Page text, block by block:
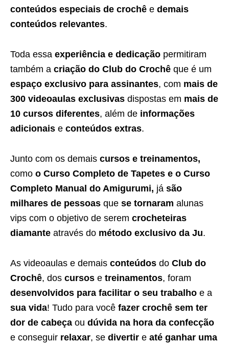
conteúdos especiais de crochê e demais
conteúdos relevantes.
Toda essa experiência e dedicação permitiram
também a criação do Club do Crochê que é um
espaço exclusivo para assinantes, com mais de
300 videoaulas exclusivas dispostas em mais de
10 cursos diferentes, além de informações
adicionais e conteúdos extras.
Junto com os demais cursos e treinamentos,
como o Curso Completo de Tapetes e o Curso
Completo Manual do Amigurumi, já são
milhares de pessoas que se tornaram alunas
vips com o objetivo de serem crocheteiras
diamante através do método exclusivo da Ju.
As videoaulas e demais conteúdos do Club do
Crochê, dos cursos e treinamentos, foram
desenvolvidos para facilitar o seu trabalho e a
sua vida! Tudo para você fazer crochê sem ter
dor de cabeça ou dúvida na hora da confecção
e conseguir relaxar, se divertir e até ganhar uma